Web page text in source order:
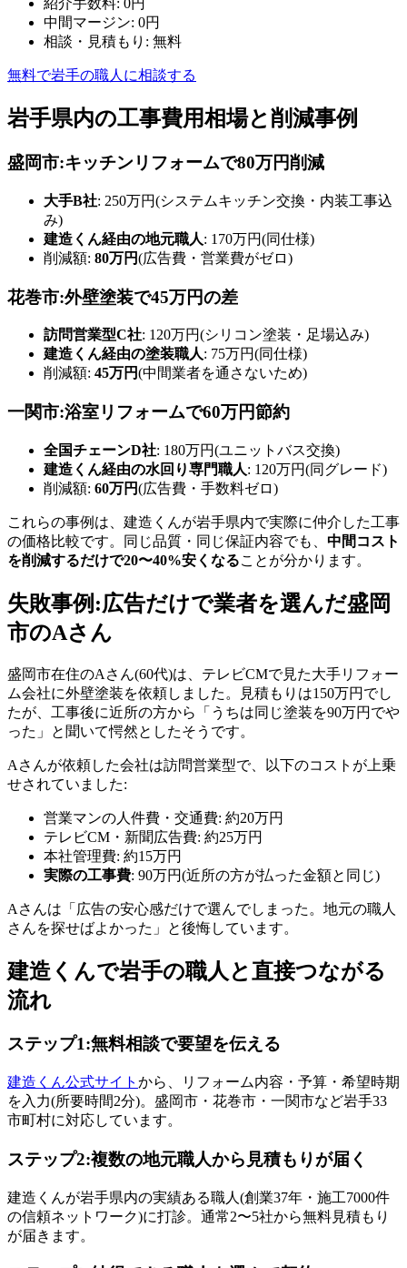
紹介手数料: 0円
中間マージン: 0円
相談・見積もり: 無料
無料で岩手の職人に相談する
岩手県内の工事費用相場と削減事例
盛岡市:キッチンリフォームで80万円削減
大手B社: 250万円(システムキッチン交換・内装工事込
み)
建造くん経由の地元職人: 170万円(同仕様)
削減額: 80万円(広告費・営業費がゼロ)
花巻市:外壁塗装で45万円の差
訪問営業型C社: 120万円(シリコン塗装・足場込み)
建造くん経由の塗装職人: 75万円(同仕様)
削減額: 45万円(中間業者を通さないため)
一関市:浴室リフォームで60万円節約
全国チェーンD社: 180万円(ユニットバス交換)
建造くん経由の水回り専門職人: 120万円(同グレード)
削減額: 60万円(広告費・手数料ゼロ)
これらの事例は、建造くんが岩手県内で実際に仲介した工事
の価格比較です。同じ品質・同じ保証内容でも、 中間コスト
を削減するだけで20〜40%安くなることが分かります。
失敗事例:広告だけで業者を選んだ盛岡
市のAさん
盛岡市在住のAさん(60代)は、テレビCMで見た大手リフォー
ム会社に外壁塗装を依頼しました。見積もりは150万円でし
たが、工事後に近所の方から「うちは同じ塗装を90万円でや
った」と聞いて愕然としたそうです。
Aさんが依頼した会社は訪問営業型で、以下のコストが上乗
せされていました:
営業マンの人件費・交通費: 約20万円
テレビCM・新聞広告費: 約25万円
本社管理費: 約15万円
実際の工事費: 90万円(近所の方が払った金額と同じ)
Aさんは「広告の安心感だけで選んでしまった。地元の職人
さんを探せばよかった」と後悔しています。
建造くんで岩手の職人と直接つながる
流れ
ステップ1:無料相談で要望を伝える
建造くん公式サイト から、リフォーム内容・予算・希望時期
を入力(所要時間2分)。盛岡市・花巻市・一関市など岩手33
市町村に対応しています。
ステップ2:複数の地元職人から見積もりが届く
建造くんが岩手県内の実績ある職人(創業37年・施工7000件
の信頼ネットワーク)に打診。通常2〜5社から無料見積もり
が届きます。